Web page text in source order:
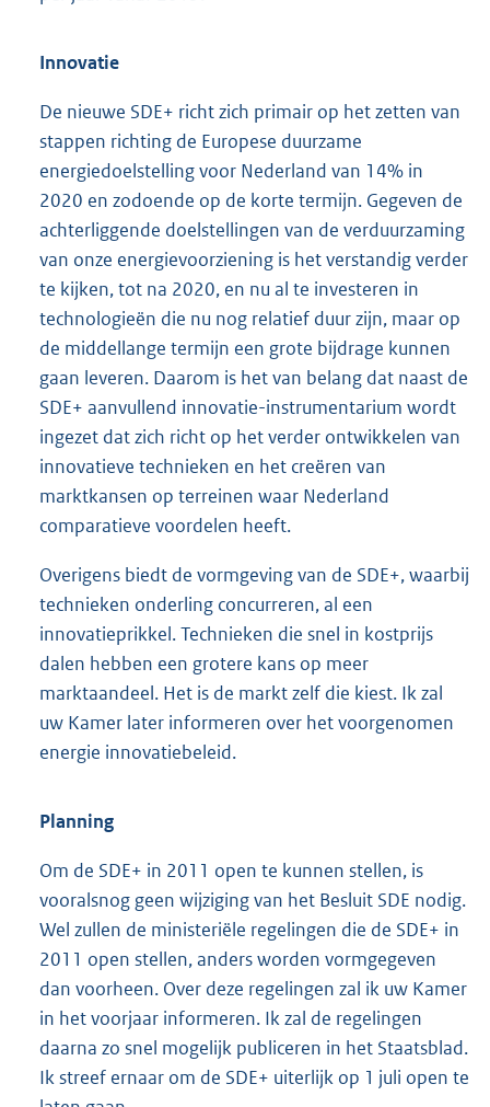
Innovatie
De nieuwe SDE+ richt zich primair op het zetten van
stappen richting de Europese duurzame
energiedoelstelling voor Nederland van 14% in
2020 en zodoende op de korte termijn. Gegeven de
achterliggende doelstellingen van de verduurzaming
van onze energievoorziening is het verstandig verder
te kijken, tot na 2020, en nu al te investeren in
technologieën die nu nog relatief duur zijn, maar op
de middellange termijn een grote bijdrage kunnen
gaan leveren. Daarom is het van belang dat naast de
SDE+ aanvullend innovatie-instrumentarium wordt
ingezet dat zich richt op het verder ontwikkelen van
innovatieve technieken en het creëren van
marktkansen op terreinen waar Nederland
comparatieve voordelen heeft.
Overigens biedt de vormgeving van de SDE+, waarbij
technieken onderling concurreren, al een
innovatieprikkel. Technieken die snel in kostprijs
dalen hebben een grotere kans op meer
marktaandeel. Het is de markt zelf die kiest. Ik zal
uw Kamer later informeren over het voorgenomen
energie innovatiebeleid.
Planning
Om de SDE+ in 2011 open te kunnen stellen, is
vooralsnog geen wijziging van het Besluit SDE nodig.
Wel zullen de ministeriële regelingen die de SDE+ in
2011 open stellen, anders worden vormgegeven
dan voorheen. Over deze regelingen zal ik uw Kamer
in het voorjaar informeren. Ik zal de regelingen
daarna zo snel mogelijk publiceren in het Staatsblad.
Ik streef ernaar om de SDE+ uiterlijk op 1 juli open te